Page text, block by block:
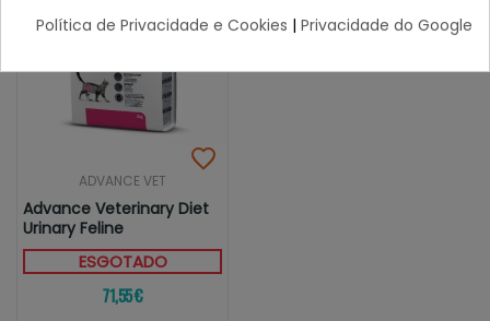
ADVANCE VET
Advance Veterinary Diet
Urinary Feline
ESGOTADO
71,55 €
Política de Privacidade e Cookies | Privacidade do Google